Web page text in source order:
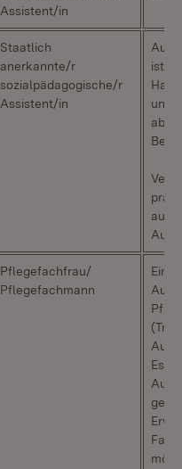
Assistent/in
Staatlich
anerkannte/r
sozialpädagogische/r
Assistent/in
ist
und
auf
Pflegefachfrau/
Pflegefachmann
Es